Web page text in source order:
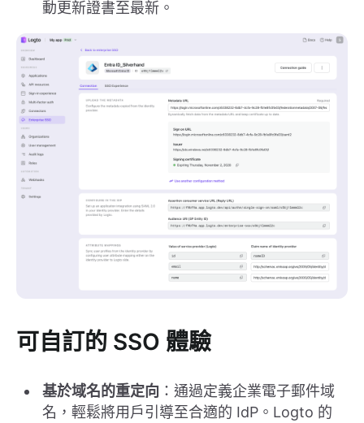
動更新證書至最新。
可自訂的 SSO 體驗
基於域名的重定向 ：通過定義企業電子郵件域
名，輕鬆將用戶引導至合適的 IdP。Logto 的